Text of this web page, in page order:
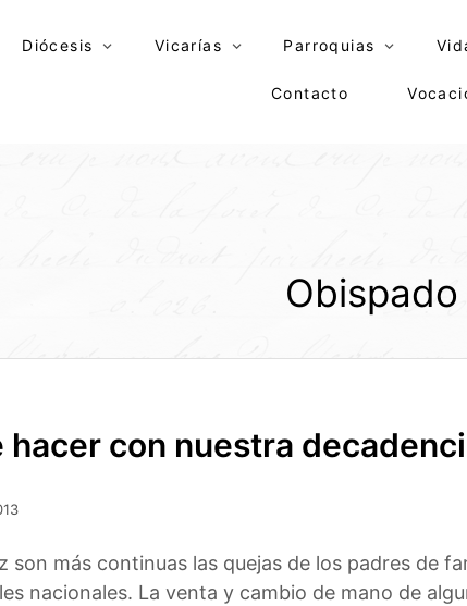
Diócesis Vicarías Parroquias
Contacto
hacer con nuestra
son más continuas las quejas de los padres de
nacionales. La venta y cambio de mano de